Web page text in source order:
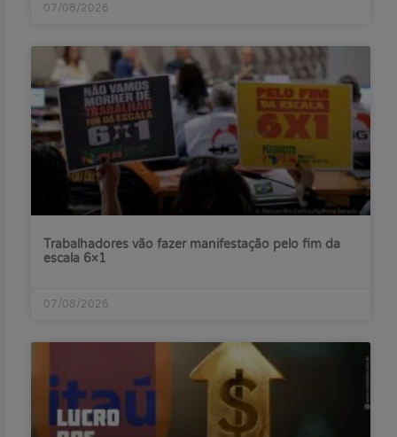
07/08/2026
Trabalhadores vão fazer manifestação pelo fim da
escala 6×1
07/08/2026